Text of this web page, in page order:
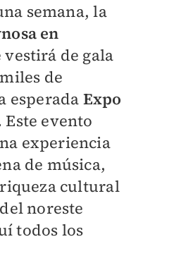
semana, la
en
vestirá de gala
de
esperada Expo
Este evento
experiencia
de música,
cultural
noreste
todos los